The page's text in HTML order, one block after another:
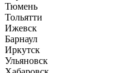
Тюмень
Тольятти
Ижевск
Барнаул
Иркутск
Ульяновск